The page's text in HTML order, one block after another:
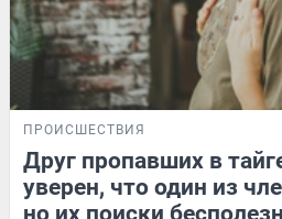
ПРОИСШЕСТВИЯ
Друг пропавших в
уверен, что один из
но их поиски